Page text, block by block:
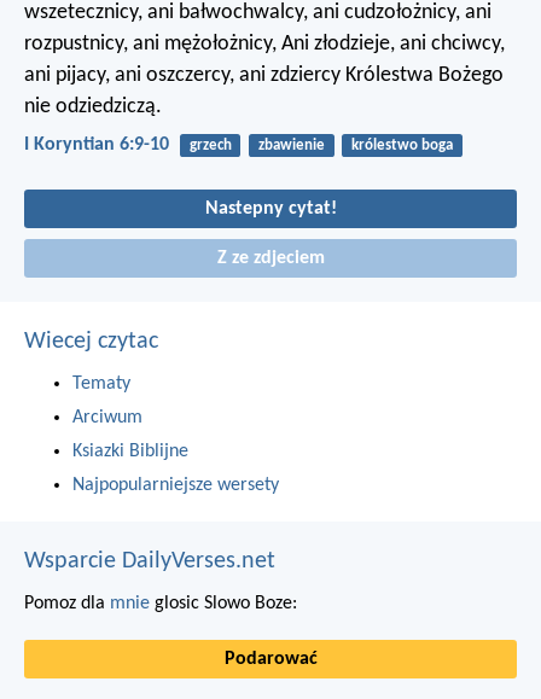
wszetecznicy, ani bałwochwalcy, ani cudzołożnicy, ani
rozpustnicy, ani mężołożnicy, Ani złodzieje, ani chciwcy,
ani pijacy, ani oszczercy, ani zdziercy Królestwa Bożego
nie odziedziczą.
I Koryntian 6:9-10 grzech zbawienie królestwo boga
Nastepny cytat!
Z ze zdjeciem
Wiecej czytac
Tematy
Arciwum
Ksiazki Biblijne
Najpopularniejsze wersety
Wsparcie DailyVerses.net
Pomoz dla mnie glosic Slowo Boze:
Podarować